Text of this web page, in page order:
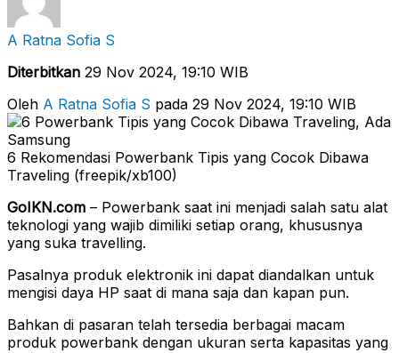
A Ratna Sofia S
Diterbitkan 29 Nov 2024, 19:10 WIB
Oleh A Ratna Sofia S pada 29 Nov 2024, 19:10 WIB
6 Rekomendasi Powerbank Tipis yang Cocok Dibawa
Traveling (freepik/xb100)
GoIKN.com – Powerbank saat ini menjadi salah satu alat
teknologi yang wajib dimiliki setiap orang, khususnya
yang suka travelling.
Pasalnya produk elektronik ini dapat diandalkan untuk
mengisi daya HP saat di mana saja dan kapan pun.
Bahkan di pasaran telah tersedia berbagai macam
produk powerbank dengan ukuran serta kapasitas yang